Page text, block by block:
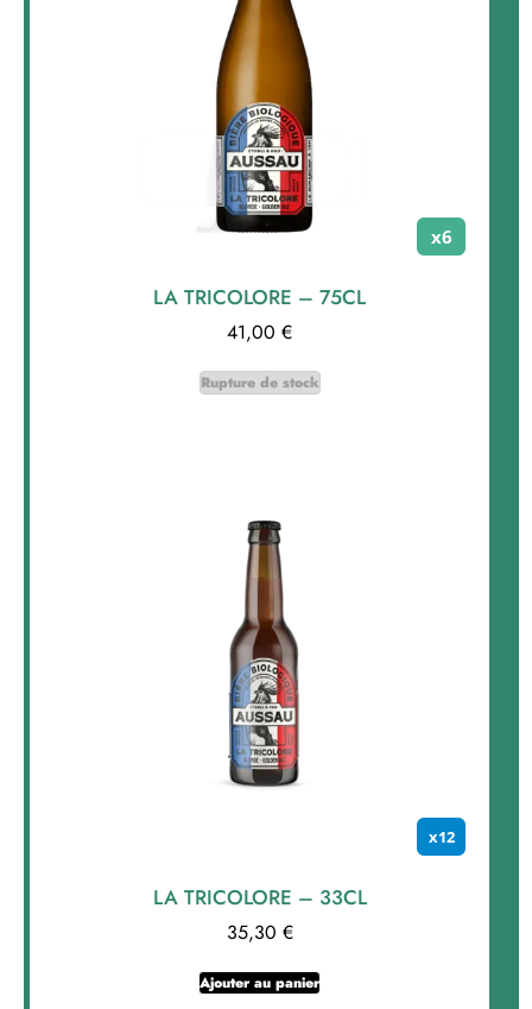
x6
LA TRICOLORE – 75CL
41,00 €
Rupture de stock
x12
LA TRICOLORE – 33CL
35,30 €
Ajouter au panier